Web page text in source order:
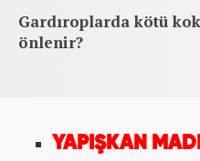
Gardıroplarda kötü
önlenir?
YAPIŞKAN